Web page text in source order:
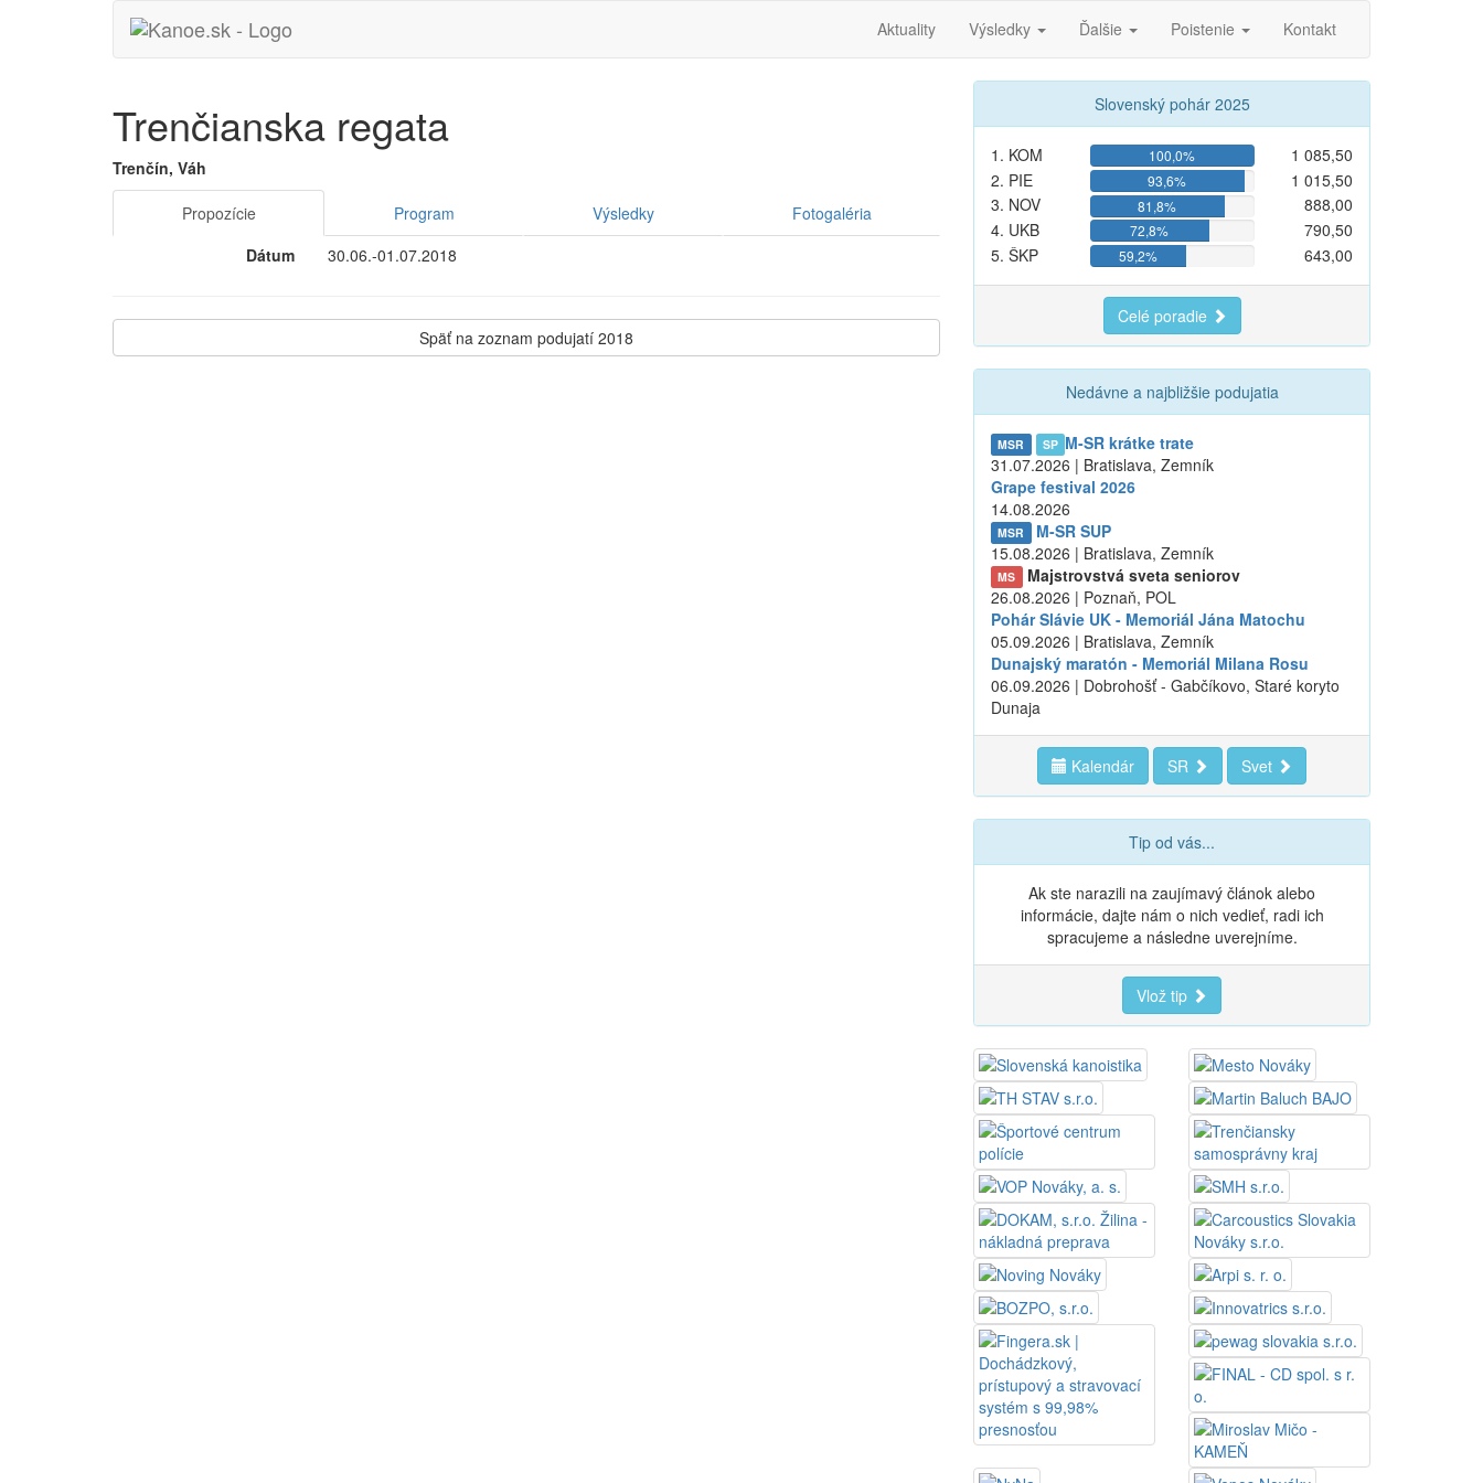
Aktuality Výsledky Ďalšie Poistenie Kontakt
Trenčianska regata
Trenčín, Váh
Propozície Program Výsledky
Fotogaléria
Dátum
30.06.-01.07.2018
Späť na zoznam podujatí 2018
Slovenský pohár 2025
1. KOM 100,0%
1 085,50
2. PIE
93,6%
1 015,50
3. NOV
81,8%
888,00
4. UKB
72,8%
790,50
5. ŠKP
59,2% 643,00
Celé poradie
Nedávne a najbližšie podujatia
MSR SP M-SR krátke trate
31.07.2026 | Bratislava, Zemník
Grape festival 2026
14.08.2026
MSR
M-SR SUP
15.08.2026 | Bratislava, Zemník
MS
Majstrovstvá sveta seniorov
26.08.2026 | Poznaň, POL
Pohár Slávie UK - Memoriál Jána Matochu
05.09.2026 | Bratislava, Zemník
Dunajský maratón - Memoriál Milana Rosu
06.09.2026 | Dobrohošť - Gabčíkovo, Staré koryto
Dunaja
Kalendár SR Svet
Tip od vás...
Ak ste narazili na zaujímavý článok alebo
informácie, dajte nám o nich vedieť, radi ich
spracujeme a následne uverejníme.
Vlož tip